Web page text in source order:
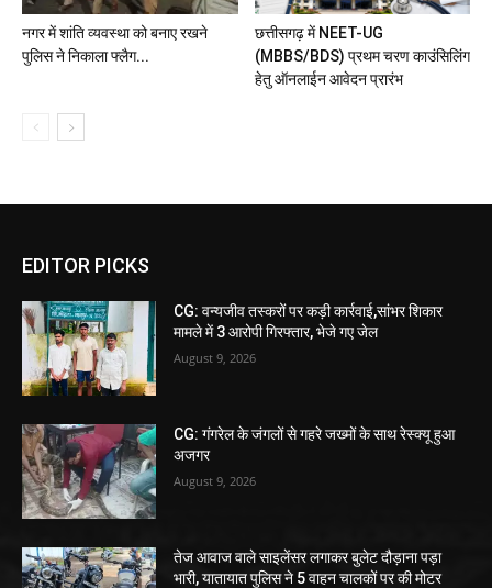
नगर में शांति व्यवस्था को बनाए रखने
पुलिस ने निकाला फ्लैग...
छत्तीसगढ़ में NEET-UG
(MBBS/BDS) प्रथम चरण काउंसिलिंग
हेतु ऑनलाईन आवेदन प्रारंभ
EDITOR PICKS
CG: वन्यजीव तस्करों पर कड़ी कार्रवाई,सांभर शिकार
मामले में 3 आरोपी गिरफ्तार, भेजे गए जेल
August 9, 2026
CG: गंगरेल के जंगलों से गहरे जख्मों के साथ रेस्क्यू हुआ
अजगर
August 9, 2026
तेज आवाज वाले साइलेंसर लगाकर बुलेट दौड़ाना पड़ा
भारी, यातायात पुलिस ने 5 वाहन चालकों पर की मोटर